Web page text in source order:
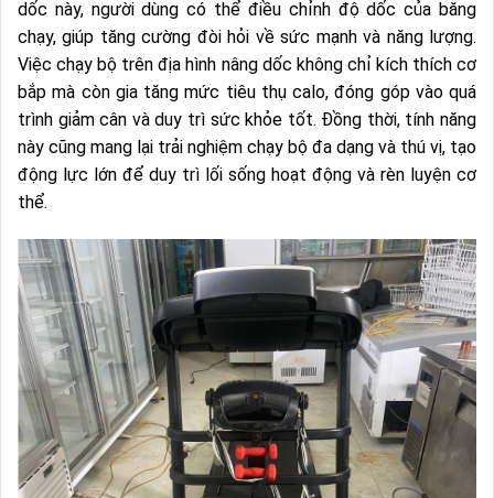
dốc này, người dùng có thể điều chỉnh độ dốc của băng
chạy, giúp tăng cường đòi hỏi về sức mạnh và năng lượng.
Việc chạy bộ trên địa hình nâng dốc không chỉ kích thích cơ
bắp mà còn gia tăng mức tiêu thụ calo, đóng góp vào quá
trình giảm cân và duy trì sức khỏe tốt. Đồng thời, tính năng
này cũng mang lại trải nghiệm chạy bộ đa dạng và thú vị, tạo
động lực lớn để duy trì lối sống hoạt động và rèn luyện cơ
thể.